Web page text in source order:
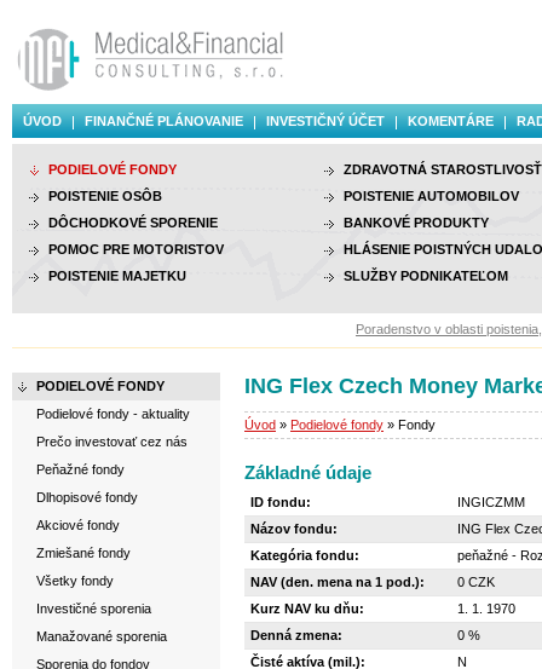
ÚVOD FINANČNÉ PLÁNOVANIE INVESTIČNÝ ÚČET KOMENTÁRE
PODIELOVÉ FONDY
POISTENIE OSÔB
DÔCHODKOVÉ SPORENIE
POMOC PRE MOTORISTOV
POISTENIE MAJETKU
ZDRAVOTNÁ STAROSTLIVOSŤ
POISTENIE AUTOMOBILOV
BANKOVÉ PRODUKTY
HLÁSENIE POISTNÝCH
SLUŽBY PODNIKATEĽOM
Poradenstvo v oblasti poistenia,
PODIELOVÉ FONDY
Podielové fondy - aktuality
Prečo investovať cez nás
Peňažné fondy
Dlhopisové fondy
Akciové fondy
Zmiešané fondy
Všetky fondy
Investičné sporenia
Manažované sporenia
Sporenia do fondov
ING Flex Czech Money
Úvod » Podielové fondy » Fondy
Základné údaje
ID fondu:
INGICZMM
Názov fondu:
ING Flex
Kategória fondu:
peňažné -
NAV (den. mena na 1 pod.):
0 CZK
Kurz NAV ku dňu:
1. 1. 1970
Denná zmena:
0 %
Čisté aktíva (mil.):
N